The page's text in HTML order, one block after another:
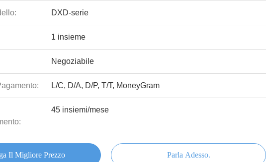
DXD-serie
1 insieme
Negoziabile
L/C, D/A, D/P, T/T, MoneyGram
45 insiemi/mese
Il Migliore Prezzo Parla Adesso.